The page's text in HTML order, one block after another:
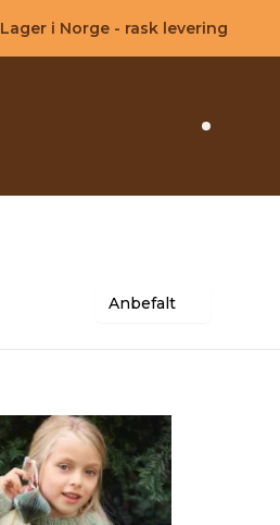
Lager i Norge - rask levering
Search
Anbefalt